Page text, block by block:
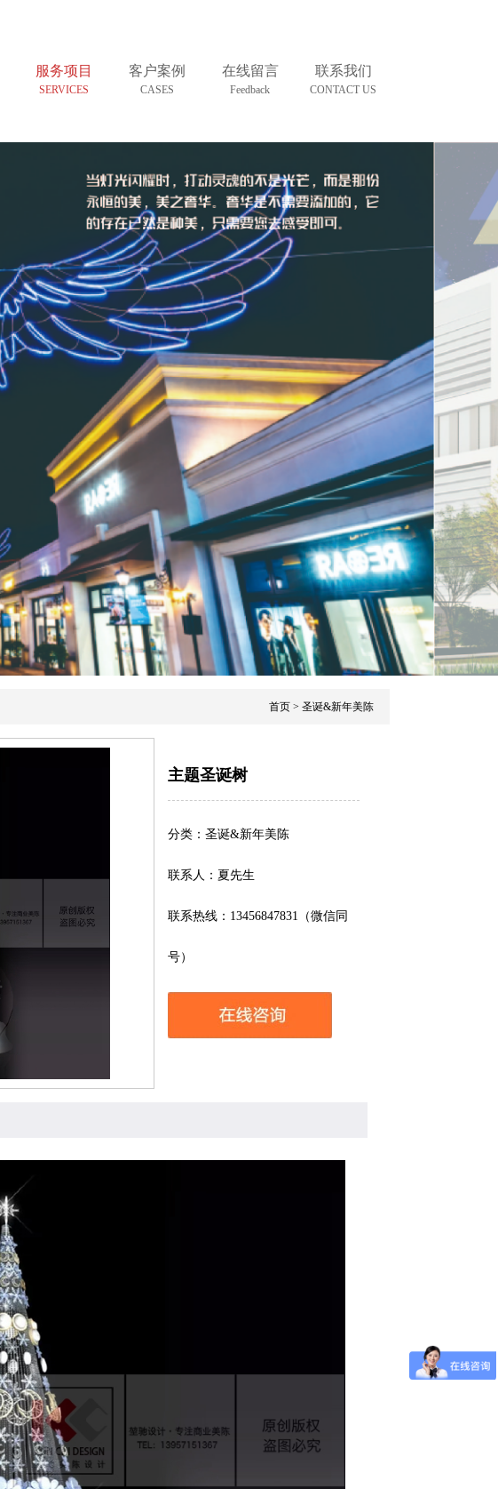
服务项目
SERVICES
客户案例
CASES
在线留言
Feedback
联系我们
CONTACT US
首页 > 圣诞&新年美陈
主题圣诞树
分类：圣诞&新年美陈
联系人：夏先生
联系热线：13456847831（微信同
号）